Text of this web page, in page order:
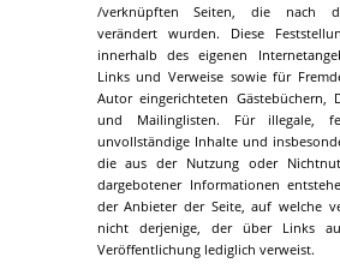
/verknüpften Seiten, die nach
verändert wurden. Diese
innerhalb des eigenen
Links und Verweise sowie für
Autor eingerichteten Gästebüchern,
und Mailinglisten. Für illegale,
unvollständige Inhalte und
die aus der Nutzung oder
dargebotener Informationen
der Anbieter der Seite, auf welche
nicht derjenige, der über Links
Veröffentlichung lediglich verweist.